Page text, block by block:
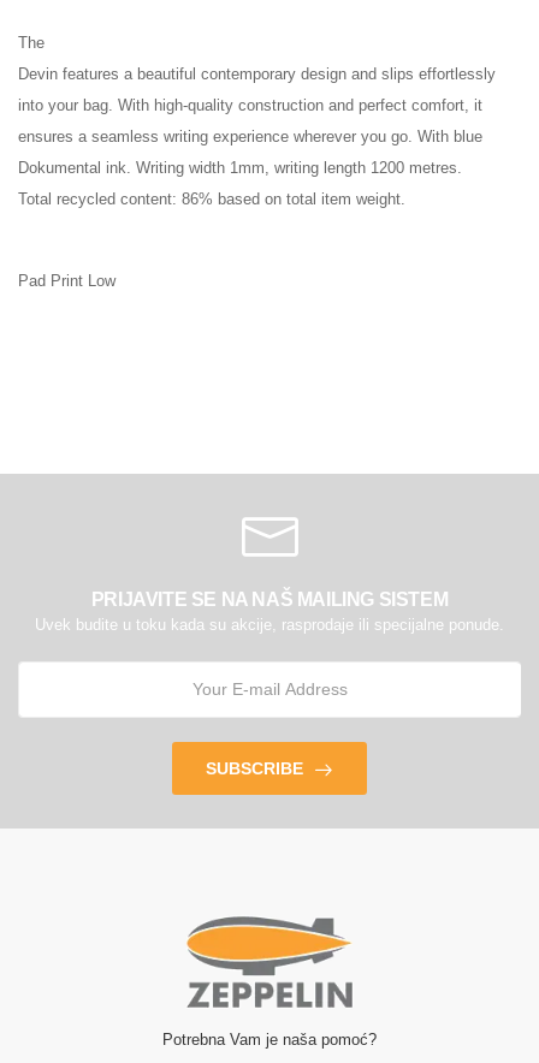
The
Devin features a beautiful contemporary design and slips effortlessly
into your bag. With high-quality construction and perfect comfort, it
ensures a seamless writing experience wherever you go. With blue
Dokumental ink. Writing width 1mm, writing length 1200 metres.
Total recycled content: 86% based on total item weight.
Pad Print Low
PRIJAVITE SE NA NAŠ MAILING SISTEM
Uvek budite u toku kada su akcije, rasprodaje ili specijalne ponude.
SUBSCRIBE
Potrebna Vam je naša pomoć?